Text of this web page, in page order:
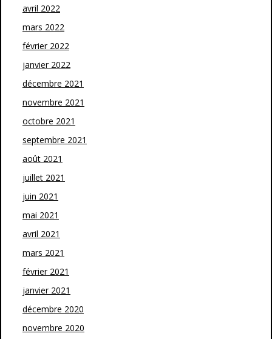
avril 2022
mars 2022
février 2022
janvier 2022
décembre 2021
novembre 2021
octobre 2021
septembre 2021
août 2021
juillet 2021
juin 2021
mai 2021
avril 2021
mars 2021
février 2021
janvier 2021
décembre 2020
novembre 2020